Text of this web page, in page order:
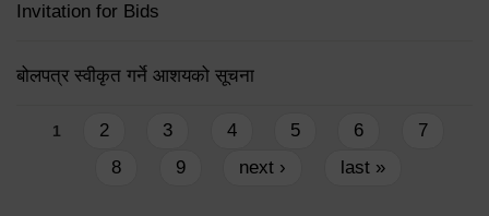
Invitation for Bids
बोलपत्र स्वीकृत गर्ने आशयको सूचना
Pages
1 2 3 4 5 6
7
8
9 next › last »